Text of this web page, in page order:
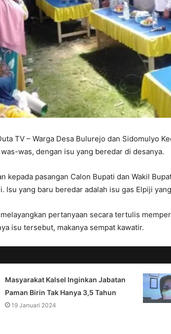
TV – Warga Desa Bulurejo dan Sidomulyo
was, dengan isu yang beredar di desanya.
kepada pasangan Calon Bupati dan Wakil
Isu yang baru beredar adalah isu gas Elpiji
pertanyaan secara tertulis
isu tersebut, makanya sempat kawatir.
Masyarakat Kalsel Inginkan Jabatan
Paman Birin Tak Hanya 3,5 Tahun
19 Januari 2024